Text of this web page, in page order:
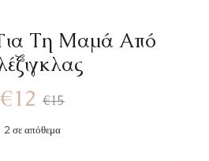
Τη Μαμά Από
€15
€12
2 σε απόθεμα